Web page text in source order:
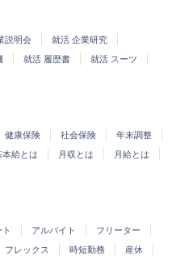
説明会
就活 企業研究
就活 履歴書
就活 スーツ
健康保険 社会保険
年末調整
本給とは 月収とは
月給とは
ト アルバイト
フリーター
フレックス 時短勤務
産休